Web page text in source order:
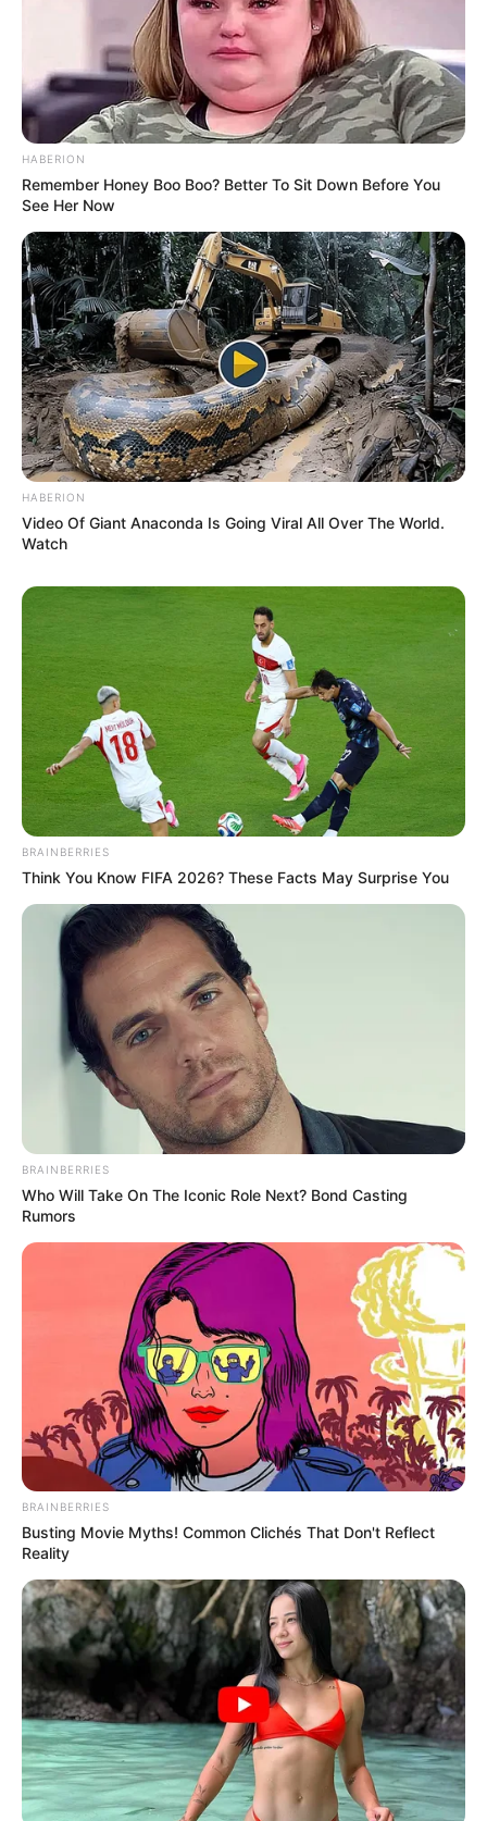
HABERION
Remember Honey Boo Boo? Better To Sit Down Before You
See Her Now
HABERION
Video Of Giant Anaconda Is Going Viral All Over The World.
Watch
BRAINBERRIES
Think You Know FIFA 2026? These Facts May Surprise You
BRAINBERRIES
Who Will Take On The Iconic Role Next? Bond Casting
Rumors
BRAINBERRIES
Busting Movie Myths! Common Clichés That Don't Reflect
Reality